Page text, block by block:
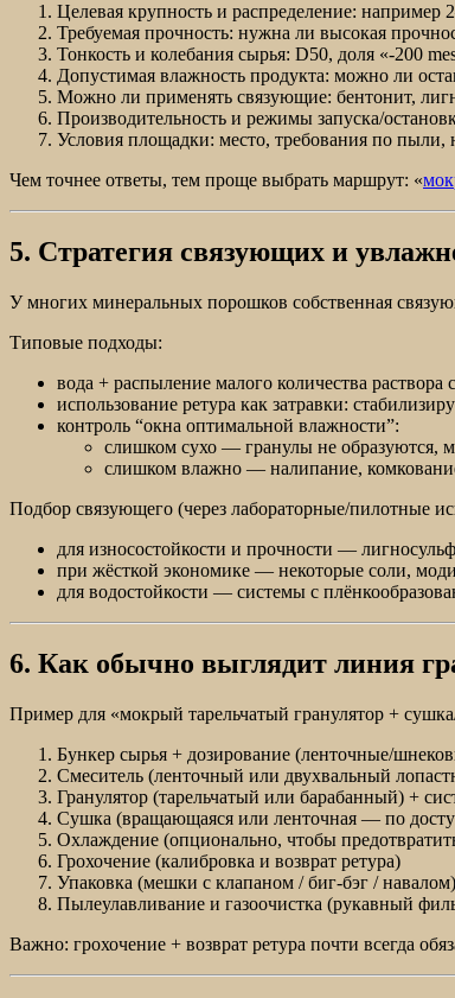
Целевая крупность и распределение:
Требуемая прочность: нужна ли высокая
Тонкость и колебания сырья: D50, доля «-200
Допустимая влажность продукта: можно ли
Можно ли применять связующие: бентонит,
Производительность и режимы запуска/
Условия площадки: место, требования по
Чем точнее ответы, тем проще выбрать маршрут: «
5. Стратегия связующих и
У многих минеральных порошков собственная
Типовые подходы:
вода + распыление малого количества
использование ретура как затравки:
контроль “окна оптимальной влажности”:
слишком сухо — гранулы не образуются,
слишком влажно — налипание,
Подбор связующего (через лабораторные/пилотные
для износостойкости и прочности —
при жёсткой экономике — некоторые соли,
для водостойкости — системы с
6. Как обычно выглядит линия
Пример для «мокрый тарельчатый гранулятор +
Бункер сырья + дозирование (ленточные/
Смеситель (ленточный или двухвальный
Гранулятор (тарельчатый или барабанный) +
Сушка (вращающаяся или ленточная — по
Охлаждение (опционально, чтобы
Грохочение (калибровка и возврат ретура)
Упаковка (мешки с клапаном / биг-бэг / навалом)
Пылеулавливание и газоочистка (рукавный
Важно: грохочение + возврат ретура почти всегда